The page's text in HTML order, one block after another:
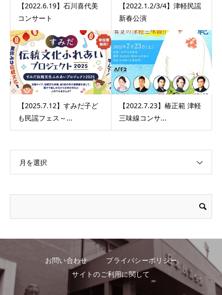
【2022.6.19】石川喜代美
コンサート
【2022.1.2/3/4】津軽民謡
新春公演
【2025.7.12】すみだ子ど
も民謡フェス～...
【2022.7.23】椿正範 津軽
三味線コンサ...
月を選択
お問い合わせ
プライバシーポリシー
サイトのご利用に関して